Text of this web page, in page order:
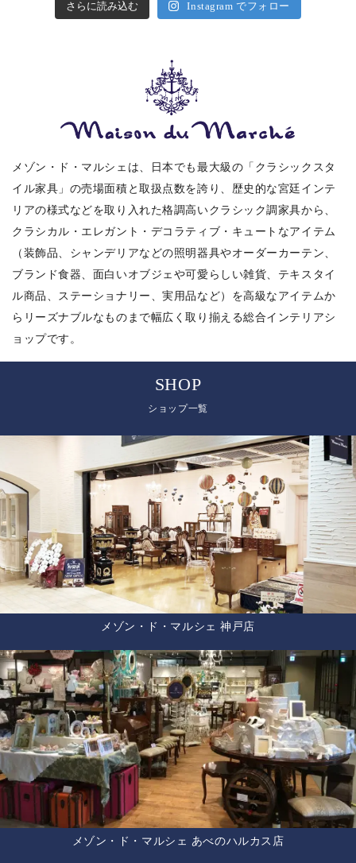
さらに読み込む Instagram でフォロー
メゾン・ド・マルシェは、日本でも最大級の「クラシックスタ
イル家具」の売場面積と取扱点数を誇り、歴史的な宮廷インテ
リアの様式などを取り入れた格調高いクラシック調家具から、
クラシカル・エレガント・デコラティブ・キュートなアイテム
（装飾品、シャンデリアなどの照明器具やオーダーカーテン、
ブランド食器、面白いオブジェや可愛らしい雑貨、テキスタイ
ル商品、ステーショナリー、実用品など）を高級なアイテムか
らリーズナブルなものまで幅広く取り揃える総合インテリアシ
ョップです。
SHOP
ショップ一覧
メゾン・ド・マルシェ 神戸店
メゾン・ド・マルシェ あべのハルカス店